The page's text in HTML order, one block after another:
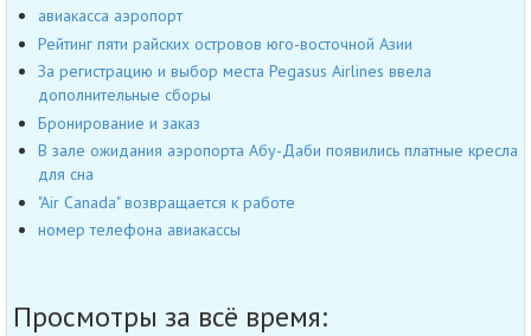
авиакасса аэропорт
Рейтинг пяти райских островов юго-восточной Азии
За регистрацию и выбор места Pegasus Airlines ввела
дополнительные сборы
Бронирование и заказ
В зале ожидания аэропорта Абу-Даби появились платные кресла
для сна
"Air Canada" возвращается к работе
номер телефона авиакассы
Просмотры за всё время: